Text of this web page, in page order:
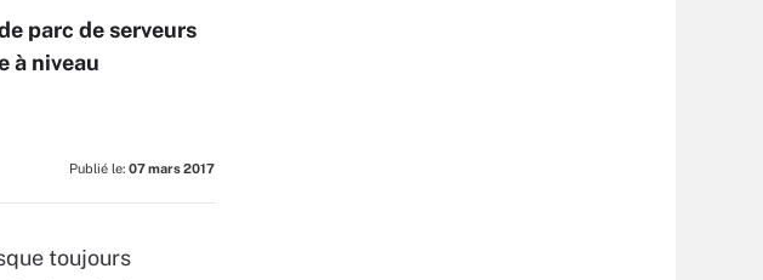
parc de serveurs
à niveau
Publié le: 07 mars 2017
toujours